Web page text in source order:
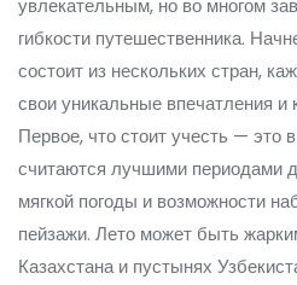
увлекательным, но во многом
гибкости путешественника.
состоит из нескольких стран,
свои уникальные впечатления и
Первое, что стоит учесть — это
считаются лучшими периодами
мягкой погоды и возможности
пейзажи. Лето может быть
Казахстана и пустынях